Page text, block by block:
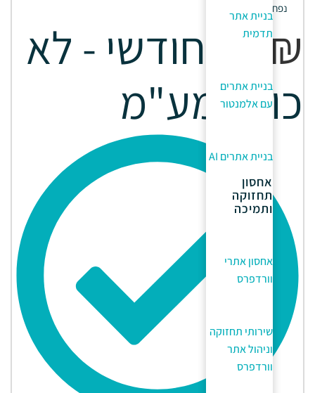
בניית אתר
תדמית
בניית אתרים
עם אלמנטור
בניית אתרים AI
אחסון
תחזוקה
ותמיכה
אחסון אתרי
וורדפרס
שירותי תחזוקה
וניהול אתר
וורדפרס
נפח 3 ג'יגה
₪
54
חודשי - לא
כולל מע"מ